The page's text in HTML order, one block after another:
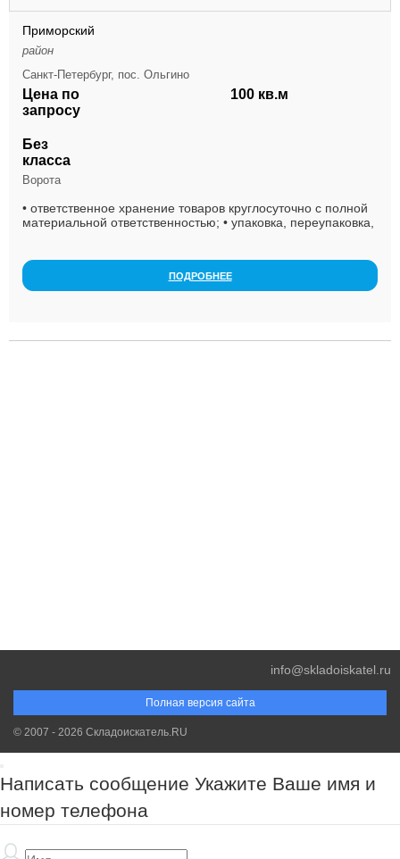
Приморский
район
Санкт-Петербург, пос. Ольгино
Цена по
запросу
100 кв.м
Без
класса
Ворота
• ответственное хранение товаров круглосуточно с полной
материальной ответственностью; • упаковка, переупаковка,
ПОДРОБНЕЕ
Полная версия сайта
info@skladoiskatel.ru
© 2007 - 2026 Складоискатель.RU
Написать сообщение Укажите Ваше имя и
номер телефона